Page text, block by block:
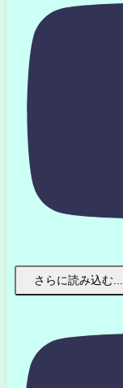
さらに読み込む...